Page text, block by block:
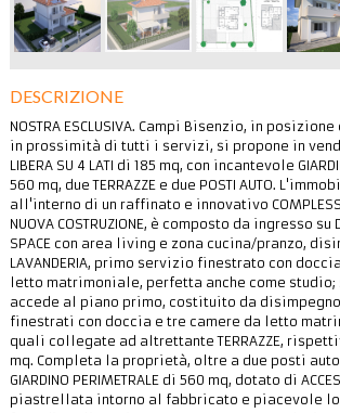
DESCRIZIONE
NOSTRA ESCLUSIVA. Campi Bisenzio, in
in prossimità di tutti i servizi, si propone in
LIBERA SU 4 LATI di 185 mq, con incantevole
560 mq, due TERRAZZE e due POSTI AUTO.
all'interno di un raffinato e innovativo
NUOVA COSTRUZIONE, è composto da ingresso su
SPACE con area living e zona cucina/pranzo,
LAVANDERIA, primo servizio finestrato con
letto matrimoniale, perfetta anche come
accede al piano primo, costituito da disimpegno,
finestrati con doccia e tre camere da letto
quali collegate ad altrettante TERRAZZE,
mq. Completa la proprietà, oltre a due posti
GIARDINO PERIMETRALE di 560 mq, dotato di
piastrellata intorno al fabbricato e piacevole